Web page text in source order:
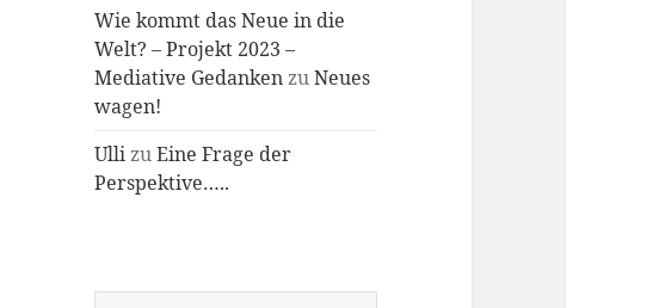
Wie kommt das Neue in die
Welt? – Projekt 2023 –
Mediative GedankenzuNeues
wagen!
UllizuEine Frage der
Perspektive…..